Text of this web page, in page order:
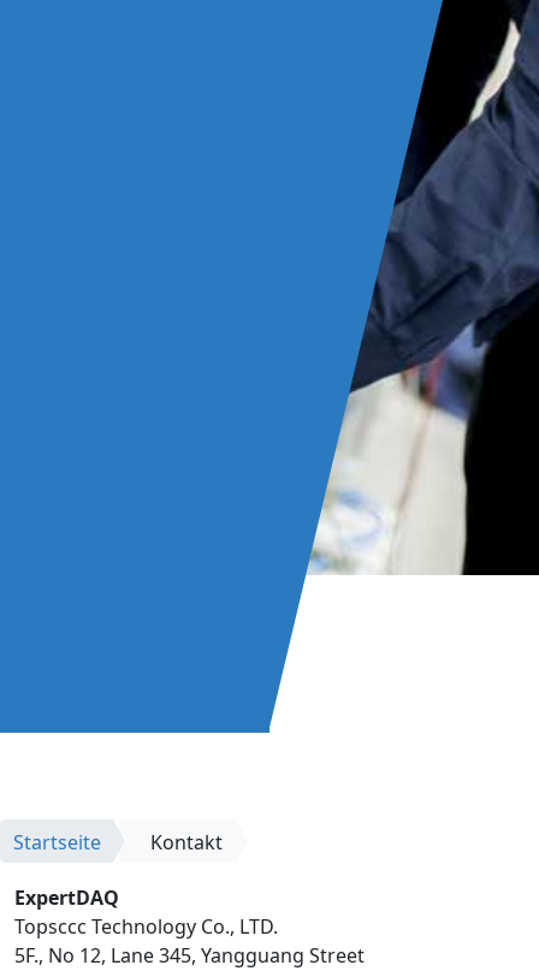
Startseite Kontakt
ExpertDAQ
Topsccc Technology Co., LTD.
5F., No 12, Lane 345, Yangguang Street